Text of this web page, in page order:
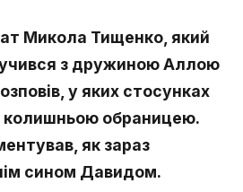
Микола Тищенко, який
з дружиною Аллою
у яких стосунках
колишньою обраницею.
як зараз
сином Давидом.